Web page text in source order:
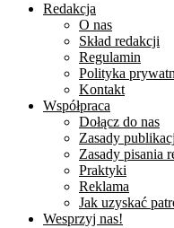
Redakcja
O nas
Skład redakcji
Regulamin
Polityka
Kontakt
Współpraca
Dołącz do nas
Zasady
Zasady pisania
Praktyki
Reklama
Jak uzyskać
Wesprzyj nas!